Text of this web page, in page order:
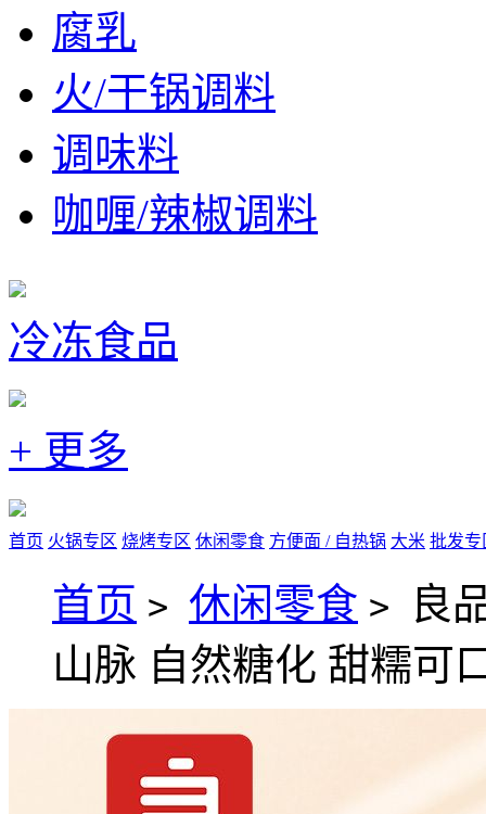
腐乳
火/干锅调料
调味料
咖喱/辣椒调料
冷冻食品
+ 更多
首页 火锅专区 烧烤专区 休闲零食 方便面 / 自热锅 大米 批发专
首页 > 休闲零食 >
良
山脉 自然糖化 甜糯可